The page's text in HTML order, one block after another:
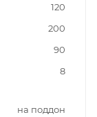
120
200
90
8
на поддон